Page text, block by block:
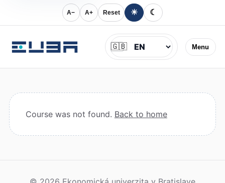
A− A+ Reset ☀ ☾
Menu
Jazyk
🇬🇧
Course was not found. Back to home